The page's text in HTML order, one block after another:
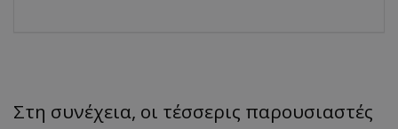
Στη συνέχεια, οι τέσσερις παρουσιαστές